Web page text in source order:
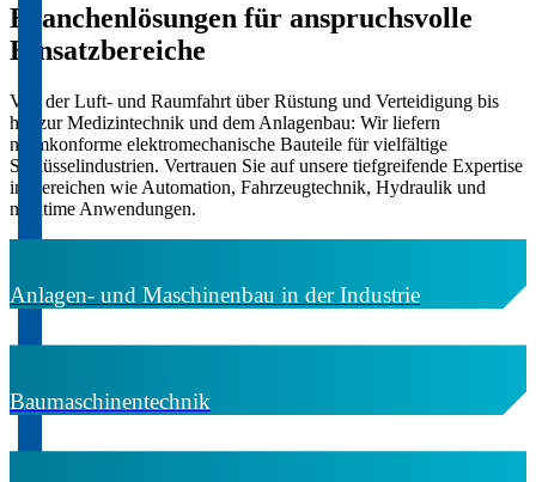
Branchenlösungen für anspruchsvolle
Einsatzbereiche
Von der Luft- und Raumfahrt über Rüstung und Verteidigung bis
hin zur Medizintechnik und dem Anlagenbau: Wir liefern
normkonforme elektromechanische Bauteile für vielfältige
Schlüsselindustrien. Vertrauen Sie auf unsere tiefgreifende Expertise
in Bereichen wie Automation, Fahrzeugtechnik, Hydraulik und
maritime Anwendungen.
Anlagen- und Maschinenbau in der Industrie
Baumaschinentechnik